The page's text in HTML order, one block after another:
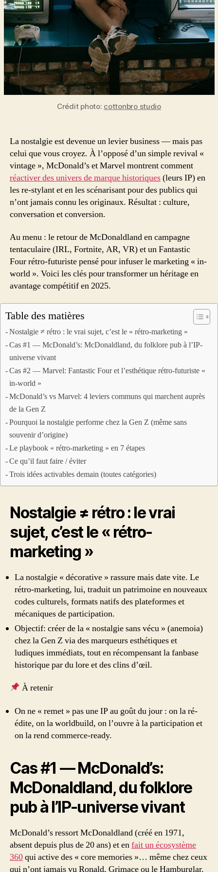
Crédit photo: cottonbro studio
La nostalgie est devenue un levier business — mais pas
celui que vous croyez. À l’opposé d’un simple revival «
vintage », McDonald’s et Marvel montrent comment
réactiver des univers de marque historiques(leurs IP) en
les re-stylant et en les scénarisant pour des publics qui
n’ont jamais connu les originaux. Résultat : culture,
conversation et conversion.
Au menu : le retour de McDonaldland en campagne
tentaculaire (IRL, Fortnite, AR, VR) et un Fantastic
Four rétro-futuriste pensé pour infuser le marketing « in-
world ». Voici les clés pour transformer un héritage en
avantage compétitif en 2025.
Table des matières
Nostalgie ≠ rétro : le vrai sujet, c’est le « rétro-marketing »
Cas #1 — McDonald’s: McDonaldland, du folklore pub à l’IP-
universe vivant
Cas #2 — Marvel: Fantastic Four et l’esthétique rétro-futuriste «
in-world »
McDonald’s vs Marvel: 4 leviers communs qui marchent auprès
de la Gen Z
Pourquoi la nostalgie performe chez la Gen Z (même sans
souvenir d’origine)
Le playbook « rétro-marketing » en 7 étapes
Ce qu’il faut faire / éviter
Trois idées activables demain (toutes catégories)
Nostalgie ≠ rétro : le vrai
sujet, c’est le « rétro-
marketing »
La nostalgie « décorative » rassure mais date vite. Le
rétro-marketing, lui, traduit un patrimoine en nouveaux
codes culturels, formats natifs des plateformes et
mécaniques de participation.
Objectif: créer de la « nostalgie sans vécu » (anemoia)
chez la Gen Z via des marqueurs esthétiques et
ludiques immédiats, tout en récompensant la fanbase
historique par du lore et des clins d’œil.
À retenir
On ne « remet » pas une IP au goût du jour : on la ré-
édite, on la worldbuild, on l’ouvre à la participation et
on la rend commerce-ready.
Cas #1 — McDonald’s:
McDonaldland, du folklore
pub à l’IP-universe vivant
McDonald’s ressort McDonaldland (créé en 1971,
absent depuis plus de 20 ans) et enfait un écosystème
360qui active des « core memories »… même chez ceux
qui n’ont jamais vu Ronald, Grimace ou le Hamburglar.